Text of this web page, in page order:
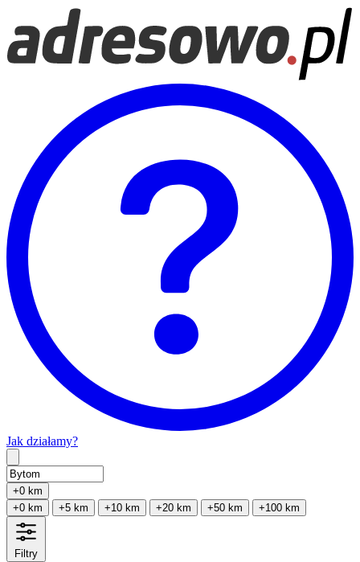
Jak działamy?
+0 km
+0 km
+5 km +10 km +20 km +50 km +100 km
Filtry